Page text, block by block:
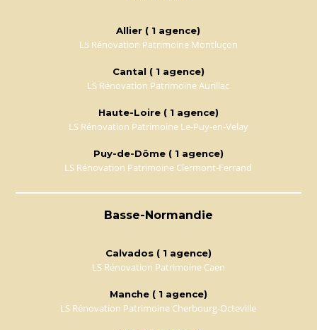
Allier ( 1 agence)
LS Rénovation Patrimoine Montluçon
Cantal ( 1 agence)
LS Rénovation Patrimoine Aurillac
Haute-Loire ( 1 agence)
LS Rénovation Patrimoine Le-Puy-en-Velay
Puy-de-Dôme ( 1 agence)
LS Rénovation Patrimoine Clermont-Ferrand
Basse-Normandie
Calvados ( 1 agence)
LS Rénovation Patrimoine Caen
Manche ( 1 agence)
LS Rénovation Patrimoine Cherbourg-Octeville